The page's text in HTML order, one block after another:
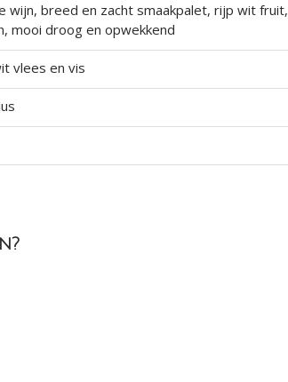
wijn, breed en zacht smaakpalet, rijp wit fruit,
mooi droog en opwekkend
vlees en vis